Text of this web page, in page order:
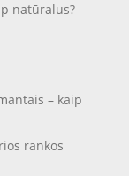
natūralus?
– kaip
rankos